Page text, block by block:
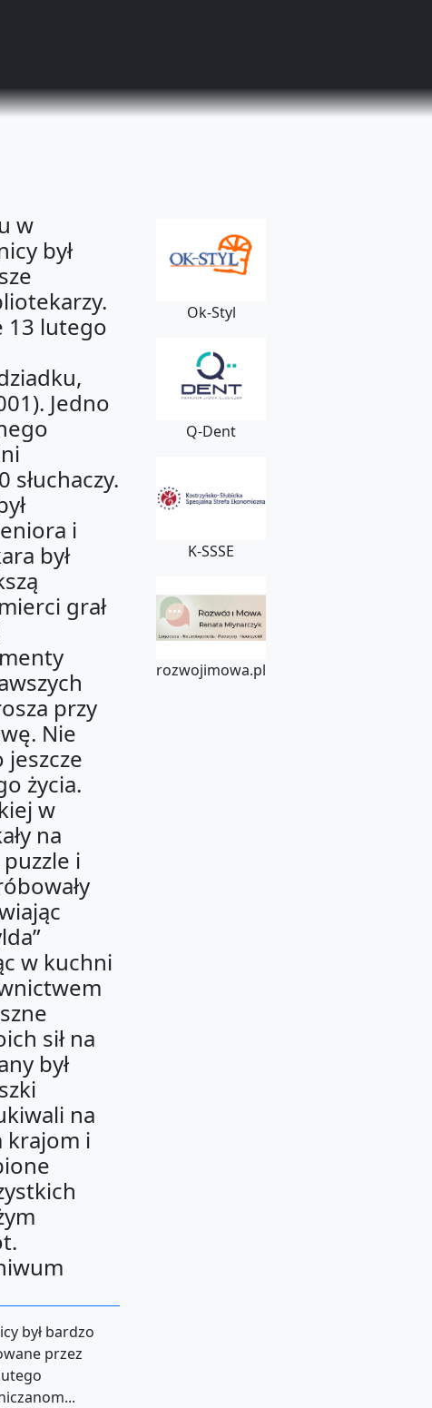
w
był
13 lutego
Jedno
i
był
grał
przy
Nie
jeszcze
życia.
w
na
i
w kuchni
sił na
był
na
krajom i
był bardzo
przez
Ok-Styl
Q-Dent
K-SSSE
rozwojimowa.pl